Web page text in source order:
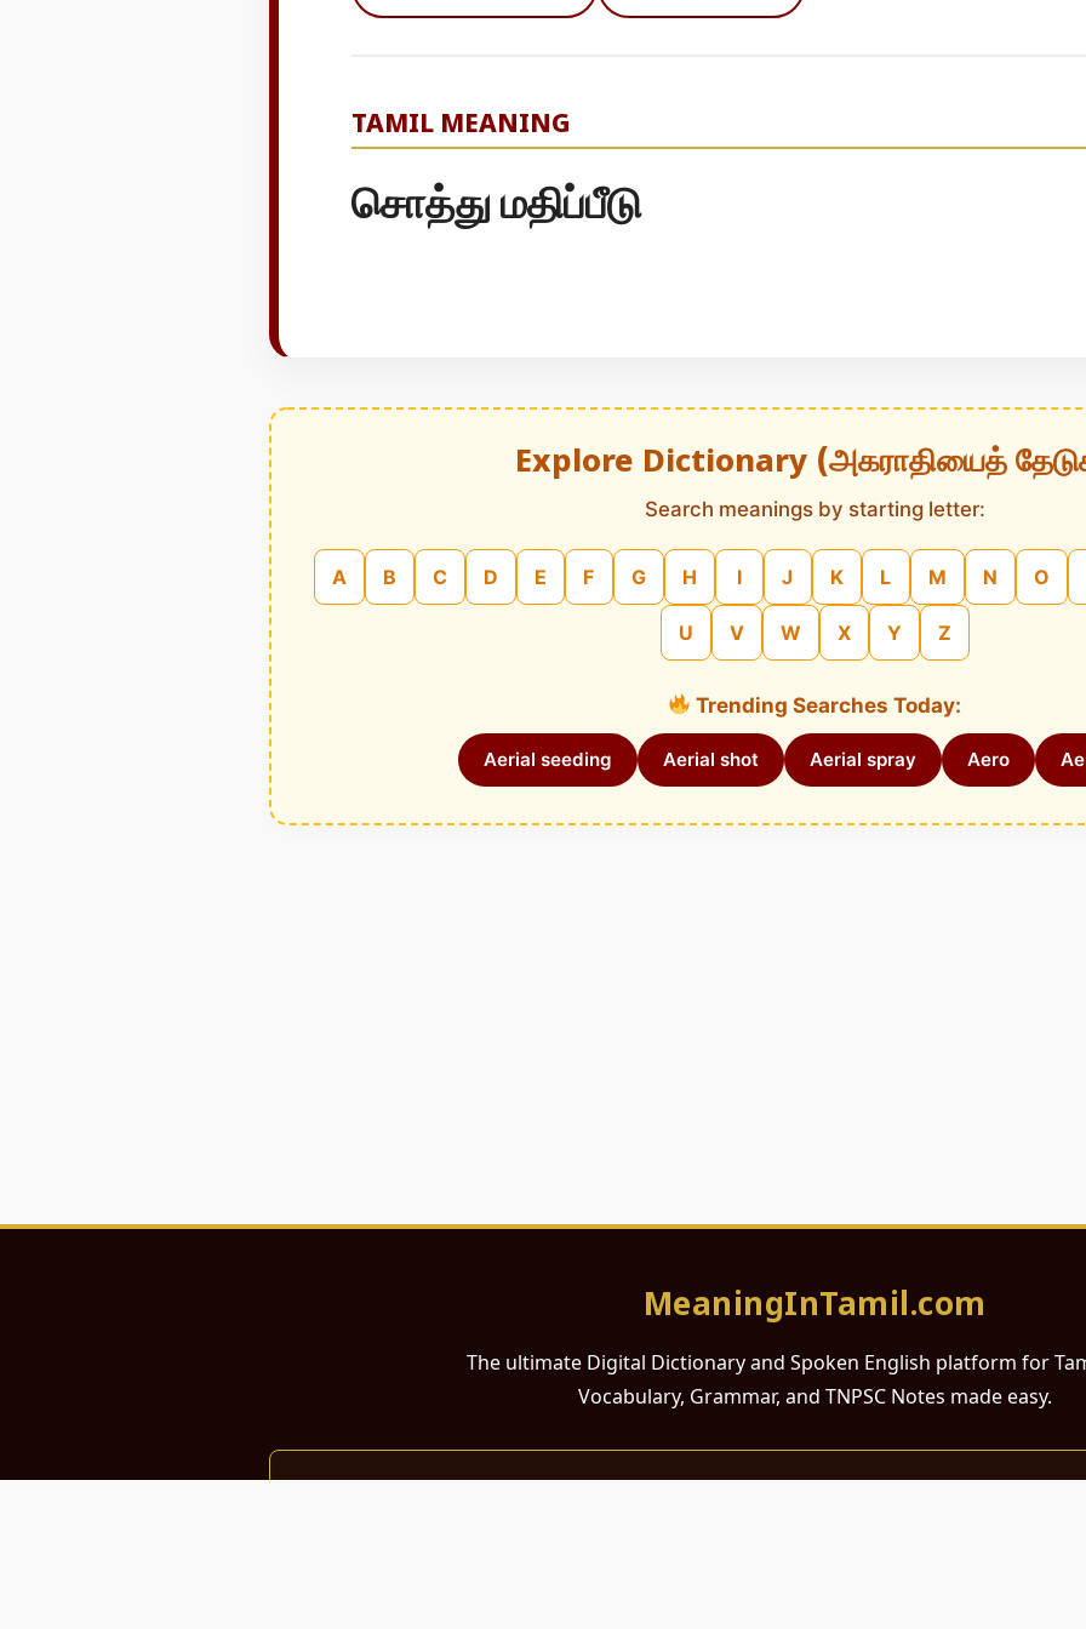
TAMIL MEANING
சொத்து மதிப்பீடு
Explore Dictionary (அகராதியைத்
Search meanings by starting letter:
A B C D E F G H I J K L M N O
U V W X Y Z
Trending Searches Today:
Aerial seeding Aerial shot Aerial spray Aero
MeaningInTamil.com
The ultimate Digital Dictionary and Spoken English platform for
Vocabulary, Grammar, and TNPSC Notes made easy.